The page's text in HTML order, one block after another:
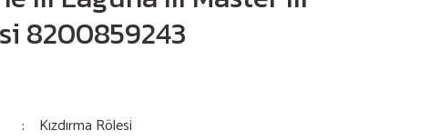
8200859243
Kızdırma Rölesi